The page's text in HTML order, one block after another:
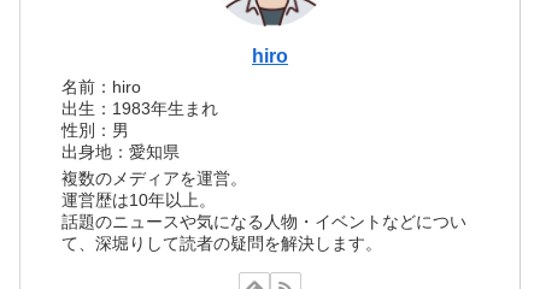
hiro
名前：hiro
出生：1983年生まれ
性別：男
出身地：愛知県
複数のメディアを運営。
運営歴は10年以上。
話題のニュースや気になる人物・イベントなどについ
て、深堀りして読者の疑問を解決します。